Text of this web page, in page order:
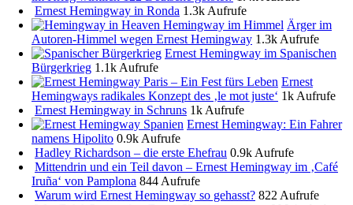
Ernest Hemingway in Ronda 1.3k Aufrufe
Ärger im
Autoren-Himmel wegen Ernest Hemingway 1.3k Aufrufe
Ernest Hemingway im Spanischen
Bürgerkrieg 1.1k Aufrufe
Ernest
Hemingways radikales Konzept des ‚le mot juste‘ 1k Aufrufe
Ernest Hemingway in Schruns 1k Aufrufe
Ernest Hemingway: Ein Fahrer
namens Hipolito 0.9k Aufrufe
Hadley Richardson – die erste Ehefrau 0.9k Aufrufe
Mittendrin und ein Teil davon – Ernest Hemingway im ‚Café
Iruña‘ von Pamplona 844 Aufrufe
Warum wird Ernest Hemingway so gehasst? 822 Aufrufe